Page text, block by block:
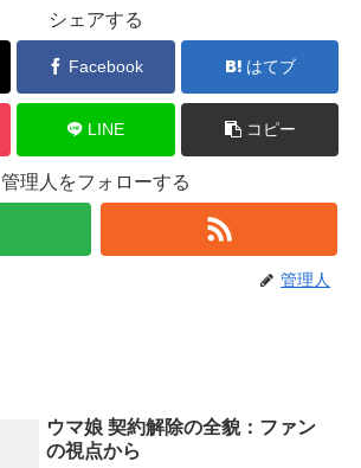
シェアする
Facebook はてブ
LINE コピー
管理人をフォローする
管理人
ウマ娘 契約解除の全貌：ファン
の視点から